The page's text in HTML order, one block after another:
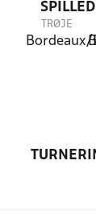
TRØJE
Bordeaux/